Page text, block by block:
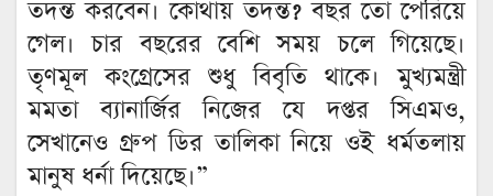
তদন্ত করবেন। কোথায় তদন্ত? বছর তো পেরিয়ে
গেল। চার বছরের বেশি সময় চলে গিয়েছে।
তৃণমূল কংগ্রেসের শুধু বিবৃতি থাকে। মুখ্যমন্ত্রী
মমতা ব্যানার্জির নিজের যে দপ্তর সিএমও,
সেখানেও গ্রুপ ডির তালিকা নিয়ে ওই ধর্মতলায়
মানুষ ধর্না দিয়েছে।”